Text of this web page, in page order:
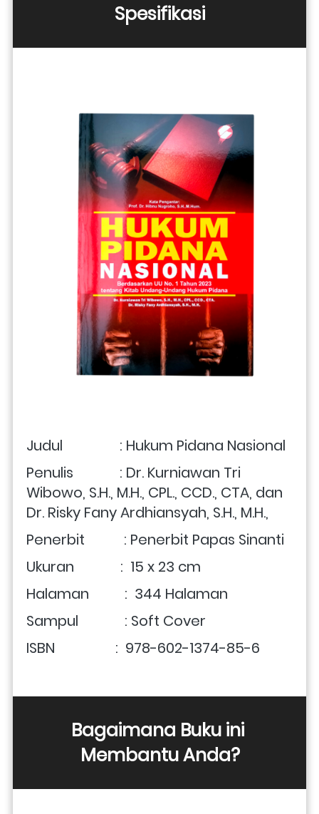
Spesifikasi
Judul                : Hukum Pidana Nasional
Penulis             : Dr. Kurniawan Tri
Wibowo, S.H., M.H., CPL., CCD., CTA, dan
Dr. Risky Fany Ardhiansyah, S.H., M.H.,
Penerbit           : Penerbit Papas Sinanti
Ukuran             :  15 x 23 cm
Halaman          :  344 Halaman
Sampul             : Soft Cover
ISBN                 : 978-602-1374-85-6
Bagaimana Buku ini
Membantu Anda?